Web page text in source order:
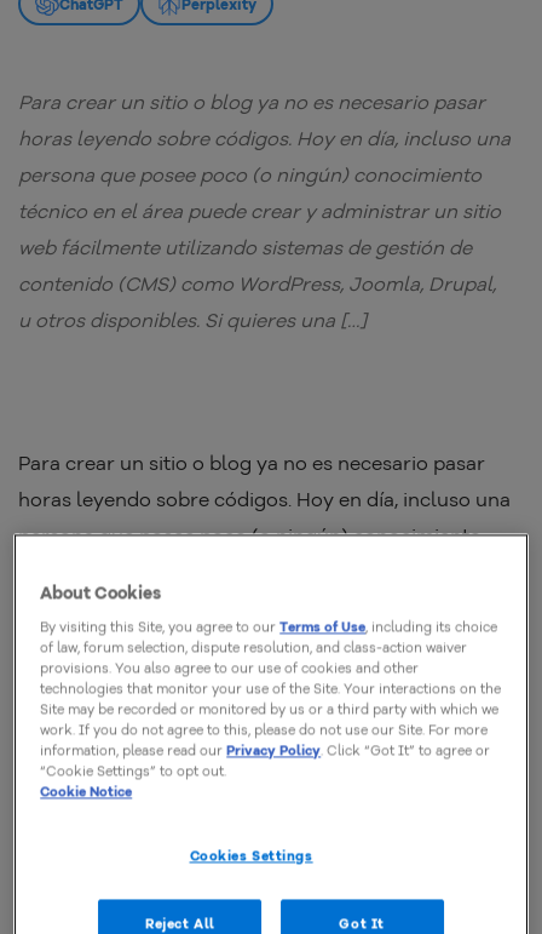
ChatGPT Perplexity
Para crear un sitio o blog ya no es necesario pasar
horas leyendo sobre códigos. Hoy en día, incluso una
persona que posee poco (o ningún) conocimiento
técnico en el área puede crear y administrar un sitio
web fácilmente utilizando sistemas de gestión de
contenido (CMS) como WordPress, Joomla, Drupal,
u otros disponibles. Si quieres una […]
Para crear un sitio o blog ya no es necesario pasar
horas leyendo sobre códigos. Hoy en día, incluso una
persona que posee poco (o ningún) conocimiento
contenido (CMS) como WordPress, Joomla, Drupal,
u otros disponibles.
Si quieres una plataforma relativamente fácil de usar
y administrar, WordPress puede ser una excelente
plataforma se ha utilizado para la construcción de
About Cookies
By visiting this Site, you agree to ourTerms of Use, including its choice
of law, forum selection, dispute resolution, and class-action waiver
provisions. You also agree to our use of cookies and other
technologies that monitor your use of the Site. Your interactions on the
Site may be recorded or monitored by us or a third party with which we
work. If you do not agree to this, please do not use our Site. For more
information, please read ourPrivacy Policy. Click “Got It” to agree or
“Cookie Settings” to opt out.
Cookie Notice
Cookies Settings
Reject All Got It